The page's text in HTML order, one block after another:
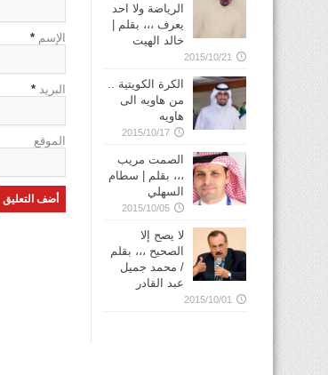
الإسم *
البريد *
الموقع
الرياضة ولا احد
يعرف ،،، بقلم |
خالد الهيت
2015/10/21
الكرة الكويتية ..
من هاويه الى
هاويه
2015/10/17
الصمت مريب
،،، بقلم | سطام
السهلي
2015/10/05
لا يصح إلا
الصحيح ،،، بقلم
/ محمد جميل
عبد القادر
2015/10/01